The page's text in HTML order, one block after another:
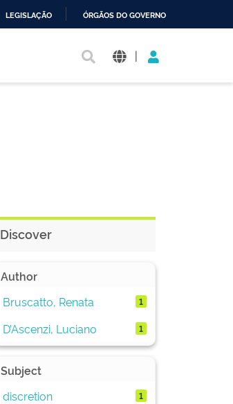
LEGISLAÇÃO ÓRGÃOS DO GOVERNO
|
Discover
Author
Bruscatto, Renata
1
D’Ascenzi, Luciano 1
Subject
discretion
1